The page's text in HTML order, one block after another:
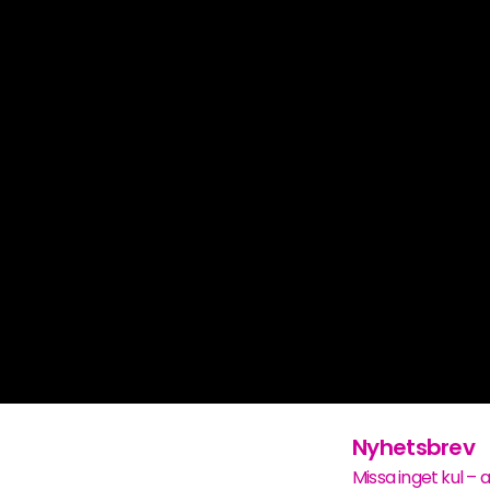
Nyhetsbrev
Missa inget kul –